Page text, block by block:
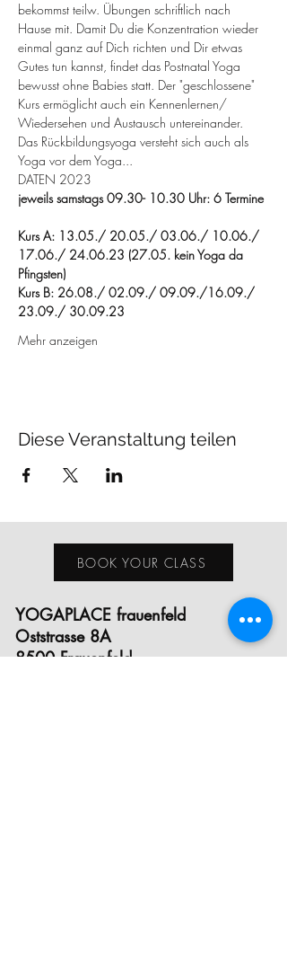
bekommst teilw. Übungen schriftlich nach
Hause mit. Damit Du die Konzentration wieder
einmal ganz auf Dich richten und Dir etwas
Gutes tun kannst, findet das Postnatal Yoga
bewusst ohne Babies statt. Der "geschlossene"
Kurs ermöglicht auch ein Kennenlernen/
Wiedersehen und Austausch untereinander.
Das Rückbildungsyoga versteht sich auch als
Yoga vor dem Yoga...
DATEN 2023
jeweils samstags 09.30- 10.30 Uhr: 6 Termine
Kurs A: 13.05./ 20.05./ 03.06./ 10.06./
17.06./ 24.06.23 (27.05. kein Yoga da
Pfingsten)
Kurs B: 26.08./ 02.09./ 09.09./16.09./
23.09./ 30.09.23
Mehr anzeigen
Diese Veranstaltung teilen
BOOK YOUR CLASS
YOGAPLACE frauenfeld
Oststrasse 8A
8500 Frauenfeld